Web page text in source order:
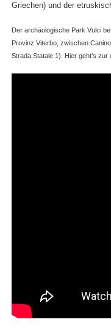
Griechen) und der
Der archäologische Park Vulci
Provinz Viterbo, zwischen
Strada Statale 1). Hier geht’s zur